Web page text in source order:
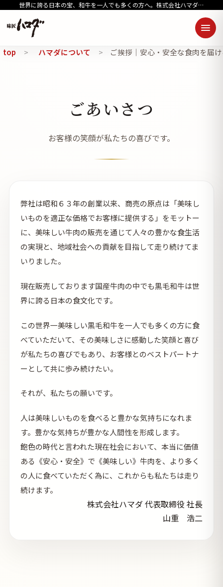
世界に誇る日本の宝、和牛を一人でも多くの方へ。株式会社ハマダの使命
menu
top ハマダについて ご挨拶｜安心・安全な食肉を届
ごあいさつ
お客様の笑顔が私たちの喜びです。
弊社は昭和６３年の創業以来、商売の原点は「美味し
いものを適正な価格でお客様に提供する」をモットー
に、美味しい牛肉の販売を通じて人々の豊かな食生活
の実現と、地域社会への貢献を目指して走り続けてま
いりました。
現在販売しております国産牛肉の中でも黒毛和牛は世
界に誇る日本の食文化です。
この世界一美味しい黒毛和牛を一人でも多くの方に食
べていただいて、その美味しさに感動した笑顔と喜び
が私たちの喜びでもあり、お客様とのベストパートナ
ーとして共に歩み続けたい。
それが、私たちの願いです。
人は美味しいものを食べると豊かな気持ちになれま
す。豊かな気持ちが豊かな人間性を形成します。
飽色の時代と言われた現在社会において、本当に価値
ある《安心・安全》で《美味しい》牛肉を、より多く
の人に食べていただく為に、これからも私たちは走り
続けます。
株式会社ハマダ 代表取締役 社長
山重 浩二